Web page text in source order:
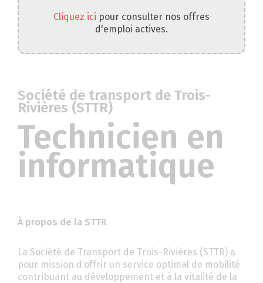
Cliquez ici pour consulter nos offres
d'emploi actives.
Société de transport de Trois-
Rivières (STTR)
Technicien en
informatique
À propos de la STTR
La Société de Transport de Trois-Rivières (STTR) a
pour mission d’offrir un service optimal de mobilité
contribuant au développement et à la vitalité de la